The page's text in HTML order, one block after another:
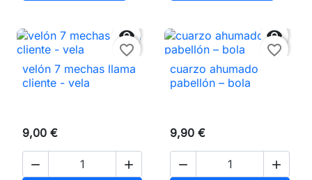

favorite_border
velón 7 mechas llama
cliente - vela
9,00 €
 

favorite_border
cuarzo ahumado
pabellón – bola
9,90 €
 